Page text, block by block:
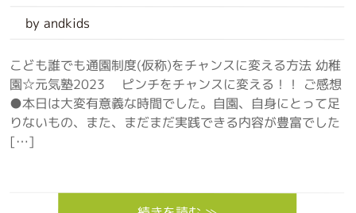
by andkids
こども誰でも通園制度(仮称)をチャンスに変える方法 幼稚
園☆元気塾2023 ピンチをチャンスに変える！！ ご感想
●本日は大変有意義な時間でした。自園、自身にとって足
りないもの、また、まだまだ実践できる内容が豊富でした
[…]